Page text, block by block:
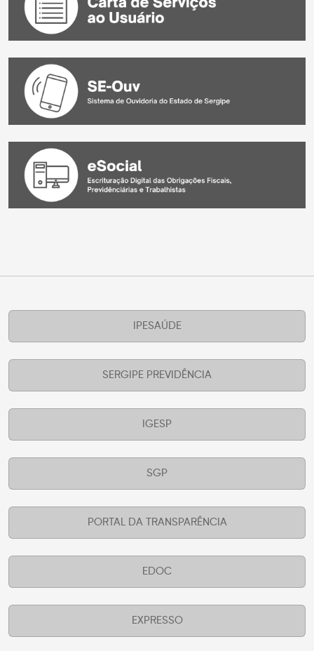
IPESAÚDE
SERGIPE PREVIDÊNCIA
IGESP
SGP
PORTAL DA TRANSPARÊNCIA
EDOC
EXPRESSO